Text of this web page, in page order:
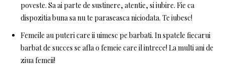
poveste. Sa ai parte de sustinere, atentie, si iubire. Fie ca
dispozitia buna sa nu te paraseasca niciodata. Te iubesc!
Femeile au puteri care ii uimesc pe barbati. In spatele fiecarui
barbat de succes se afla o femeie care il intrece! La multi ani de
ziua femeii!